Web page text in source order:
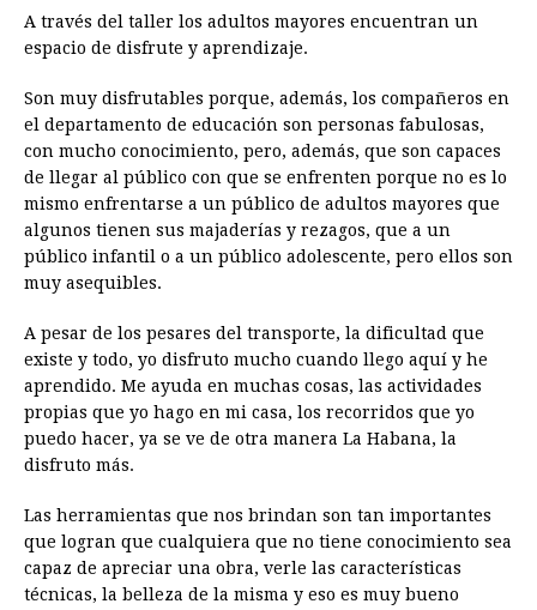
A través del taller los adultos mayores encuentran un
espacio de disfrute y aprendizaje.
Son muy disfrutables porque, además, los compañeros en
el departamento de educación son personas fabulosas,
con mucho conocimiento, pero, además, que son capaces
de llegar al público con que se enfrenten porque no es lo
mismo enfrentarse a un público de adultos mayores que
algunos tienen sus majaderías y rezagos, que a un
público infantil o a un público adolescente, pero ellos son
muy asequibles.
A pesar de los pesares del transporte, la dificultad que
existe y todo, yo disfruto mucho cuando llego aquí y he
aprendido. Me ayuda en muchas cosas, las actividades
propias que yo hago en mi casa, los recorridos que yo
puedo hacer, ya se ve de otra manera La Habana, la
disfruto más.
Las herramientas que nos brindan son tan importantes
que logran que cualquiera que no tiene conocimiento sea
capaz de apreciar una obra, verle las características
técnicas, la belleza de la misma y eso es muy bueno